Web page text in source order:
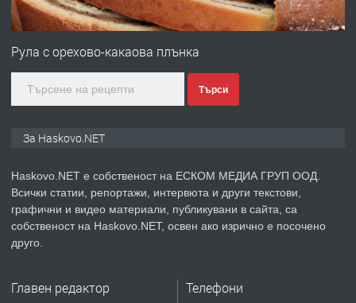
ПРЕДЛАГА
ПРОСТОРЕН ТРИСТАЕН
КУБА
преди 6 дни
ПРЕДЛАГА СГЛОБЯВАНЕ НА МЕБЕЛИ.
Рула с орехово-какаова плънка
Търси
За Haskovo.NET
Haskovo.NET е собственост на ЕСКОМ МЕДИА ГРУП ООД.
Всички статии, репортажи, интервюта и други текстови,
графични и видео материали, публикувани в сайта, са
собственост на Haskovo.NET, освен ако изрично е посочено
друго.
Главен редактор Телефони